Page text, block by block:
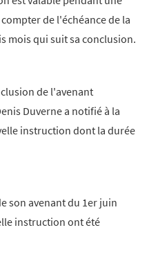
de l'échéance de la
mois qui suit sa conclusion.
de l'avenant
Duverne a notifié à la
instruction dont la durée
son avenant du 1er juin
instruction ont été